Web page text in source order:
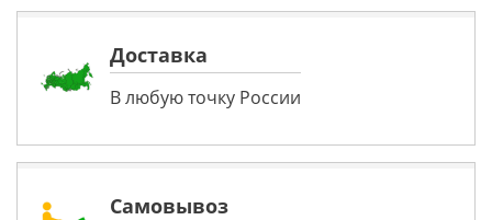
Доставка
В любую точку России
Самовывоз